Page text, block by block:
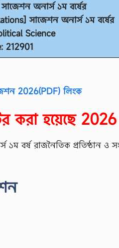
সাজেশন অনার্স ১ম বর্ষের
সাজেশন অনার্স ১ম বর্ষের
Science
212901
2026(PDF) লিংক
করা হয়েছে 2026
১ম বর্ষ রাজনৈতিক প্রতিষ্ঠান